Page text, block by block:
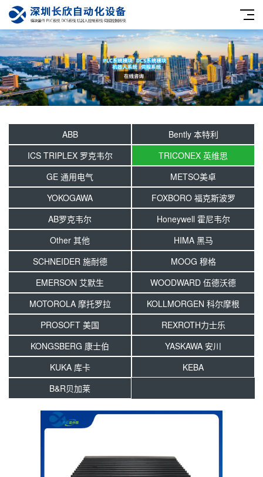
ABB
Bently 本特利
ICS TRIPLEX 罗克韦尔
TRICONEX 英维思
GE 通用电气
METSO美卓
YOKOGAWA
FOXBORO 福克斯波罗
AB罗克韦尔
Honeywell 霍尼韦尔
Other 其他
HIMA 黑马
SCHNEIDER 施耐德
MOOG 穆格
EMERSON 艾默生
WOODWARD 伍德沃德
MOTOROLA 摩托罗拉
KOLLMORGEN 科尔摩根
PROSOFT 美国
REXROTH力士乐
KONGSBERG 康士伯
YASKAWA 安川
KUKA 库卡
KEBA
B&R贝加莱